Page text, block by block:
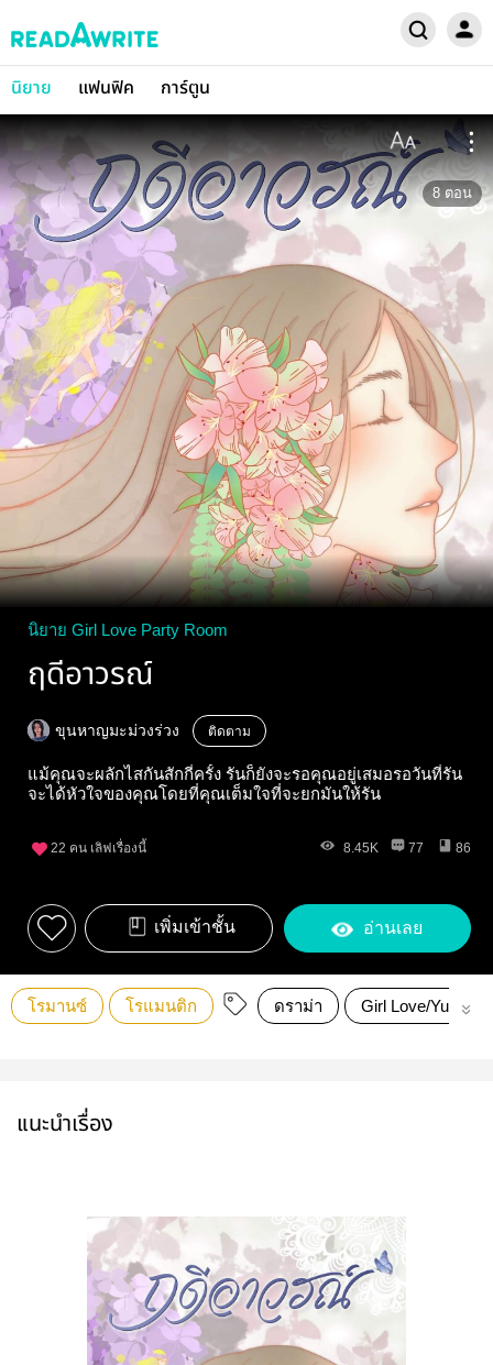
นิยาย แฟนฟิค การ์ตูน
8 ตอน
นิยาย Girl Love Party Room
ฤดีอาวรณ์
ขุนหาญมะม่วงร่วง ติดตาม
แม้คุณจะผลักไสกันสักกี่ครั้ง รันก็ยังจะรอคุณอยู่เสมอรอวันที่รัน
จะได้หัวใจของคุณโดยที่คุณเต็มใจที่จะยกมันให้รัน
22 คน เลิฟเรื่องนี้ 8.45K 77 86
เพิ่มเข้าชั้น อ่านเลย
โรมานซ์ โรแมนติก ดราม่า Girl Love/Yuri
แนะนำเรื่อง